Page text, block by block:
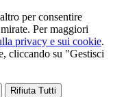
per consentire
Per maggiori
privacy e sui cookie.
cliccando su "Gestisci
Rifiuta Tutti